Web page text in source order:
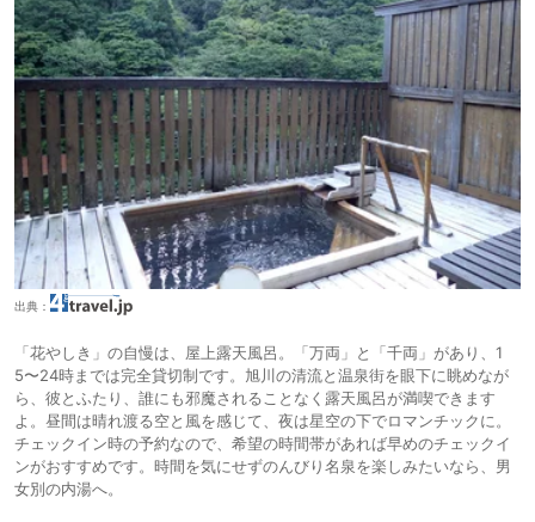
出典：
「花やしき」の自慢は、屋上露天風呂。「万両」と「千両」があり、1
5〜24時までは完全貸切制です。旭川の清流と温泉街を眼下に眺めなが
ら、彼とふたり、誰にも邪魔されることなく露天風呂が満喫できます
よ。昼間は晴れ渡る空と風を感じて、夜は星空の下でロマンチックに。
チェックイン時の予約なので、希望の時間帯があれば早めのチェックイ
ンがおすすめです。時間を気にせずのんびり名泉を楽しみたいなら、男
女別の内湯へ。